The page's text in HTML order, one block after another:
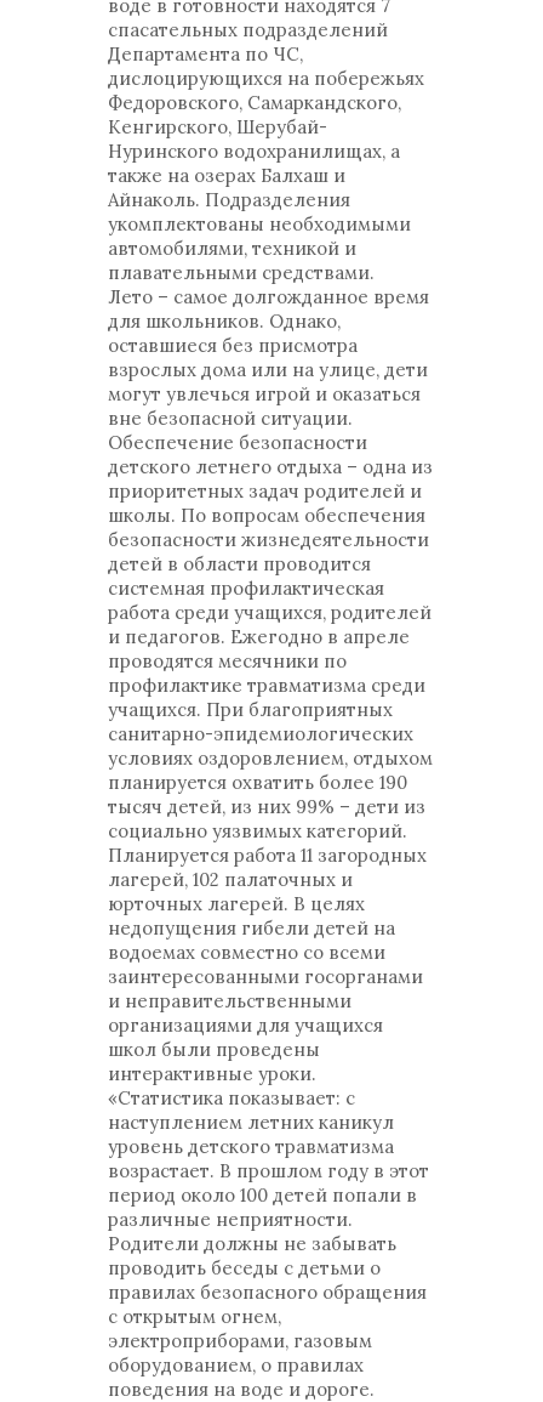
воде в готовности находятся 7
спасательных подразделений
Департамента по ЧС,
дислоцирующихся на побережьях
Федоровского, Самаркандского,
Кенгирского, Шерубай-
Нуринского водохранилищах, а
также на озерах Балхаш и
Айнаколь. Подразделения
укомплектованы необходимыми
автомобилями, техникой и
плавательными средствами.
Лето – самое долгожданное время
для школьников. Однако,
оставшиеся без присмотра
взрослых дома или на улице, дети
могут увлечься игрой и оказаться
вне безопасной ситуации.
Обеспечение безопасности
детского летнего отдыха – одна из
приоритетных задач родителей и
школы. По вопросам обеспечения
безопасности жизнедеятельности
детей в области проводится
системная профилактическая
работа среди учащихся, родителей
и педагогов. Ежегодно в апреле
проводятся месячники по
профилактике травматизма среди
учащихся. При благоприятных
санитарно-эпидемиологических
условиях оздоровлением, отдыхом
планируется охватить более 190
тысяч детей, из них 99% – дети из
социально уязвимых категорий.
Планируется работа 11 загородных
лагерей, 102 палаточных и
юрточных лагерей. В целях
недопущения гибели детей на
водоемах совместно со всеми
заинтересованными госорганами
и неправительственными
организациями для учащихся
школ были проведены
интерактивные уроки.
«Статистика показывает: с
наступлением летних каникул
уровень детского травматизма
возрастает. В прошлом году в этот
период около 100 детей попали в
различные неприятности.
Родители должны не забывать
проводить беседы с детьми о
правилах безопасного обращения
с открытым огнем,
электроприборами, газовым
оборудованием, о правилах
поведения на воде и дороге.